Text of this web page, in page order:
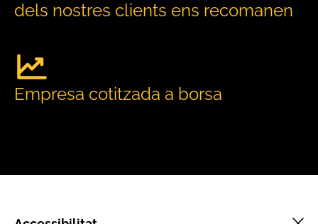
dels nostres clients ens recomanen
Empresa cotitzada a borsa